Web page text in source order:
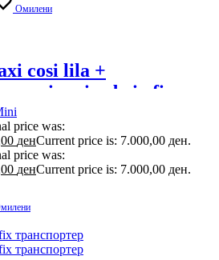
Омилени
cosi lila +
maxi cosi cabrio fix
price was:
денCurrent price is: 7.000,00 ден.
price was:
денCurrent price is: 7.000,00 ден.